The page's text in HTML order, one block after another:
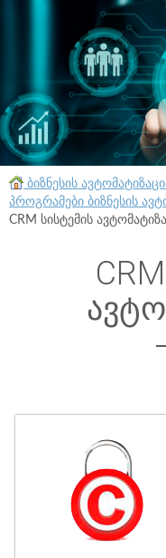
ბიზნესის
პროგრამები ბიზნესის
CRM სისტემის